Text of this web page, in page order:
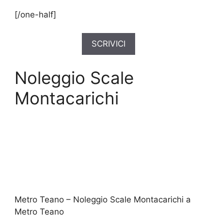
[/one-half]
SCRIVICI
Noleggio Scale
Montacarichi
Metro Teano – Noleggio Scale Montacarichi a
Metro Teano